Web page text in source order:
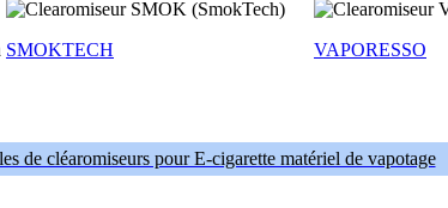
SMOKTECH VAPORESSO
de cléaromiseurs pour E-cigarette matériel de vapotage